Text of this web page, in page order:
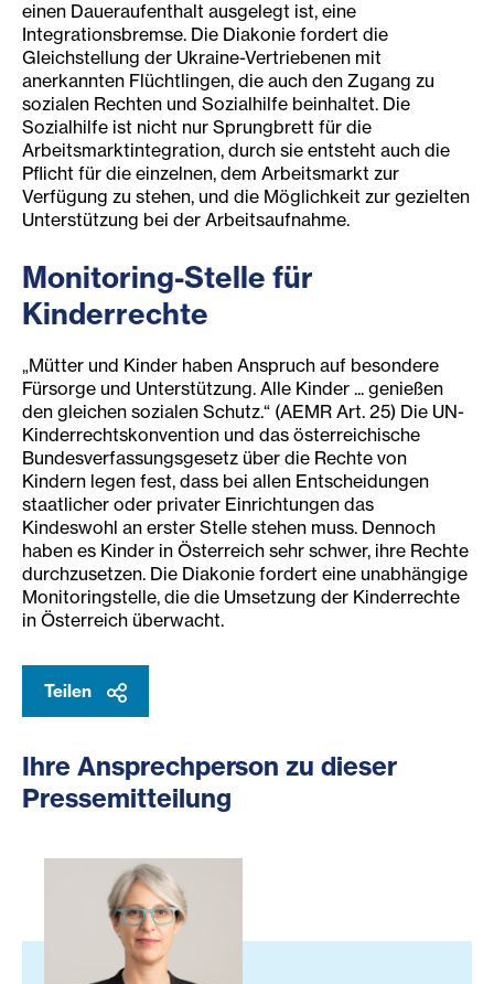
einen Daueraufenthalt ausgelegt ist, eine
Integrationsbremse. Die Diakonie fordert die
Gleichstellung der Ukraine-Vertriebenen mit
anerkannten Flüchtlingen, die auch den Zugang zu
sozialen Rechten und Sozialhilfe beinhaltet. Die
Sozialhilfe ist nicht nur Sprungbrett für die
Arbeitsmarktintegration, durch sie entsteht auch die
Pflicht für die einzelnen, dem Arbeitsmarkt zur
Verfügung zu stehen, und die Möglichkeit zur gezielten
Unterstützung bei der Arbeitsaufnahme.
Monitoring-Stelle für
Kinderrechte
„Mütter und Kinder haben Anspruch auf besondere
Fürsorge und Unterstützung. Alle Kinder ... genießen
den gleichen sozialen Schutz.“ (AEMR Art. 25) Die UN-
Kinderrechtskonvention und das österreichische
Bundesverfassungsgesetz über die Rechte von
Kindern legen fest, dass bei allen Entscheidungen
staatlicher oder privater Einrichtungen das
Kindeswohl an erster Stelle stehen muss. Dennoch
haben es Kinder in Österreich sehr schwer, ihre Rechte
durchzusetzen. Die Diakonie fordert eine unabhängige
Monitoringstelle, die die Umsetzung der Kinderrechte
in Österreich überwacht.
Teilen
Ihre Ansprechperson zu dieser
Pressemitteilung